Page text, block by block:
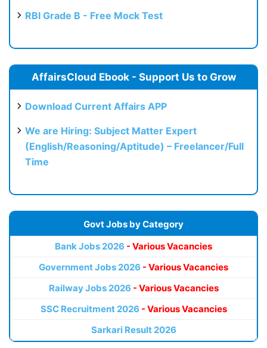
RBI Grade B - Free Mock Test
AffairsCloud Ebook - Support Us to Grow
Download Current Affairs APP
We are Hiring: Subject Matter Expert
(English/Reasoning/Aptitude) – Freelancer/Full
Time
Govt Jobs by Category
Bank Jobs 2026 - Various Vacancies
Government Jobs 2026 - Various Vacancies
Railway Jobs 2026 - Various Vacancies
SSC Recruitment 2026 - Various Vacancies
Sarkari Result 2026